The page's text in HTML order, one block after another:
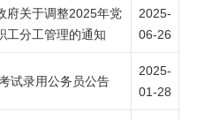
府关于调整2025年党
工分工管理的通知
2025-
06-26
试录用公务员公告
2025-
01-28